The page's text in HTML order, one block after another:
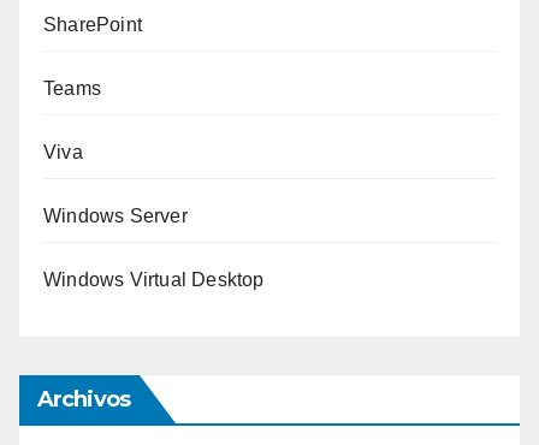
SharePoint
Teams
Viva
Windows Server
Windows Virtual Desktop
Archivos